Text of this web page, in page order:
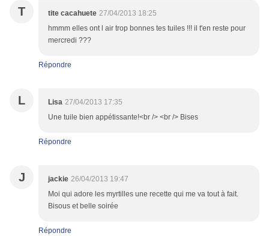
T tite cacahuete 27/04/2013 18:25
hmmm elles ont l air trop bonnes tes tuiles !!! il t'en reste pour
mercredi ???
Répondre
L Lisa 27/04/2013 17:35
Une tuile bien appétissante!<br /> <br /> Bises
Répondre
J jackie 26/04/2013 19:47
Moi qui adore les myrtilles une recette qui me va tout à fait.
Bisous et belle soirée
Répondre